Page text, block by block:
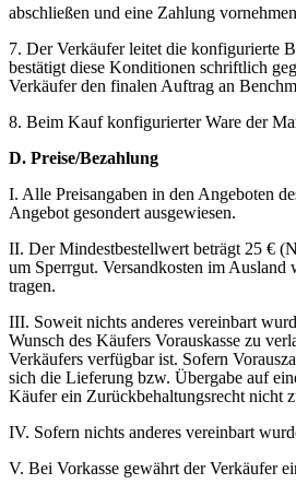
abschließen und eine Zahlung
7. Der Verkäufer leitet die konfigurierte
bestätigt diese Konditionen schriftlich
Verkäufer den finalen Auftrag an
8. Beim Kauf konfigurierter Ware der
D. Preise/Bezahlung
I. Alle Preisangaben in den Angeboten
Angebot gesondert ausgewiesen.
II. Der Mindestbestellwert beträgt 25 €
um Sperrgut. Versandkosten im
tragen.
III. Soweit nichts anderes vereinbart
Wunsch des Käufers Vorauskasse zu
Verkäufers verfügbar ist. Sofern
sich die Lieferung bzw. Übergabe auf
Käufer ein Zurückbehaltungsrecht nicht
IV. Sofern nichts anderes vereinbart
V. Bei Vorkasse gewährt der Verkäufer